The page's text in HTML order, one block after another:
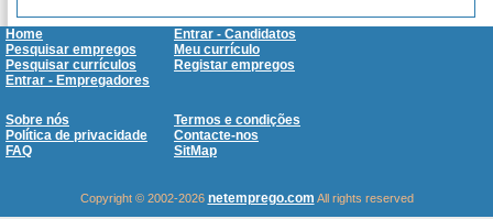
Home
Entrar - Candidatos
Pesquisar empregos
Meu currículo
Pesquisar currículos
Registar empregos
Entrar - Empregadores
Sobre nós
Termos e condições
Política de privacidade
Contacte-nos
FAQ
SitMap
Copyright © 2002-2026 netemprego.com All rights reserved